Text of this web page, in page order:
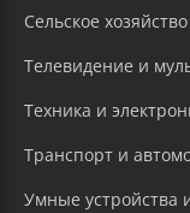
Сельское хозяйство
Телевидение и
Техника и
Транспорт и
Умные устройства